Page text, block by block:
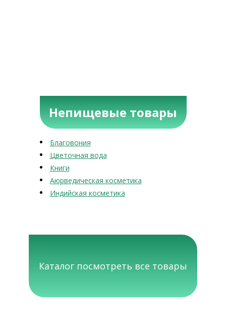
Непищевые товары
Благовония
Цветочная вода
Книги
Аюрведическая косметика
Индийская косметика
Каталог посмотреть все товары